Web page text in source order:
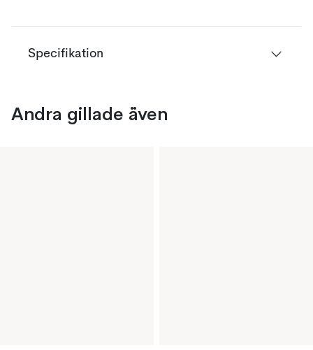
Specifikation
Andra gillade även